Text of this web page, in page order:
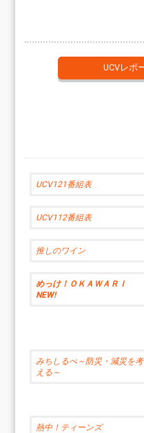
UCVレポ
UCV121番組表
UCV112番組表
推しのワイン
めっけ！ＯＫＡＷＡＲＩ
NEW!
みちしるべ～防災・減災を考
える～
熱中！ティーンズ